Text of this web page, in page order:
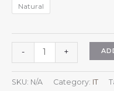
Natural
-
Cappello
con
stemma
nazionale
+
SKU: N/A Category: IT